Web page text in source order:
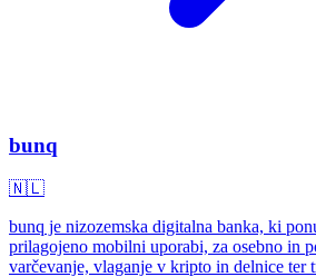
bunq
🇳🇱
bunq je nizozemska digitalna banka, ki
prilagojeno mobilni uporabi, za osebno in
varčevanje, vlaganje v kripto in delnice ter